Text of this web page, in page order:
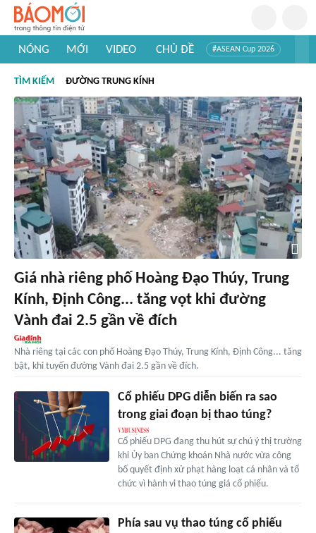
NÓNG MỚI VIDEO CHỦ ĐỀ #ASEAN Cup 2026
#Khám phá thế giới
TÌM KIẾM ĐƯỜNG TRUNG KÍNH
Giá nhà riêng phố Hoàng Đạo Thúy, Trung
Kính, Định Công... tăng vọt khi đường
Vành đai 2.5 gần về đích
Nhà riêng tại các con phố Hoàng Đạo Thúy, Trung Kính, Định Công... tăng
bật, khi tuyến đường Vành đai 2.5 gần về đích.
Cổ phiếu DPG diễn biến ra sao
trong giai đoạn bị thao túng?
Cổ phiếu DPG đang thu hút sự chú ý thị trường
khi Ủy ban Chứng khoán Nhà nước vừa công
bố quyết định xử phạt hàng loạt cá nhân và tổ
chức vì hành vi thao túng giá cổ phiếu.
Phía sau vụ thao túng cổ phiếu